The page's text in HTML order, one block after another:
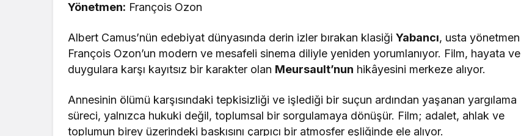
Yönetmen: François Ozon
Albert Camus’nün edebiyat dünyasında derin izler bırakan klasiğiYabancı, usta yönetmen
François Ozon’un modern ve mesafeli sinema diliyle yeniden yorumlanıyor. Film, hayata ve
duygulara karşı kayıtsız bir karakter olan Meursault’nun hikâyesini merkeze alıyor.
Annesinin ölümü karşısındaki tepkisizliği ve işlediği bir suçun ardından yaşanan yargılama
süreci, yalnızca hukuki değil, toplumsal bir sorgulamaya dönüşür. Film; adalet, ahlak ve
toplumun birey üzerindeki baskısını çarpıcı bir atmosfer eşliğinde ele alıyor.